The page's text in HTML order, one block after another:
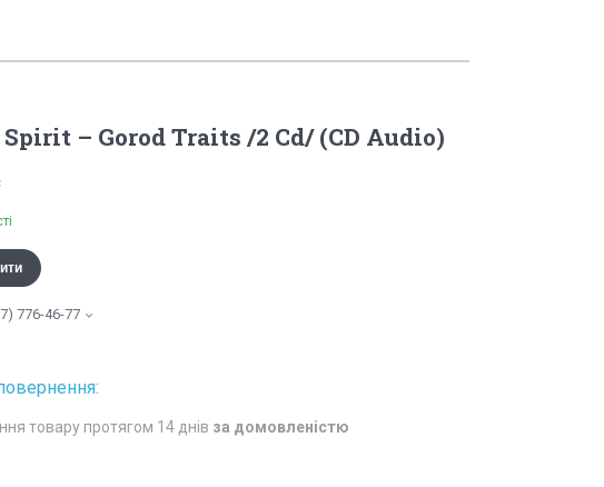
– Gorod Traits /2 Cd/ (CD Audio)
776-46-77
товару протягом 14 днів за домовленістю